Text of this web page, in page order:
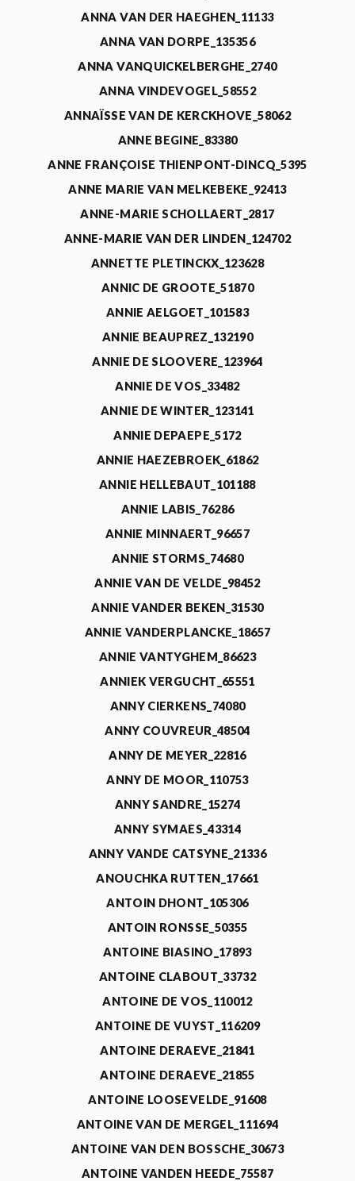
ANNA VAN DER HAEGHEN_11133
ANNA VAN DORPE_135356
ANNA VANQUICKELBERGHE_2740
ANNA VINDEVOGEL_58552
ANNAÏSSE VAN DE KERCKHOVE_58062
ANNE BEGINE_83380
ANNE FRANÇOISE THIENPONT-DINCQ_5395
ANNE MARIE VAN MELKEBEKE_92413
ANNE-MARIE SCHOLLAERT_2817
ANNE-MARIE VAN DER LINDEN_124702
ANNETTE PLETINCKX_123628
ANNIC DE GROOTE_51870
ANNIE AELGOET_101583
ANNIE BEAUPREZ_132190
ANNIE DE SLOOVERE_123964
ANNIE DE VOS_33482
ANNIE DE WINTER_123141
ANNIE DEPAEPE_5172
ANNIE HAEZEBROEK_61862
ANNIE HELLEBAUT_101188
ANNIE LABIS_76286
ANNIE MINNAERT_96657
ANNIE STORMS_74680
ANNIE VAN DE VELDE_98452
ANNIE VANDER BEKEN_31530
ANNIE VANDERPLANCKE_18657
ANNIE VANTYGHEM_86623
ANNIEK VERGUCHT_65551
ANNY CIERKENS_74080
ANNY COUVREUR_48504
ANNY DE MEYER_22816
ANNY DE MOOR_110753
ANNY SANDRE_15274
ANNY SYMAES_43314
ANNY VANDE CATSYNE_21336
ANOUCHKA RUTTEN_17661
ANTOIN DHONT_105306
ANTOIN RONSSE_50355
ANTOINE BIASINO_17893
ANTOINE CLABOUT_33732
ANTOINE DE VOS_110012
ANTOINE DE VUYST_116209
ANTOINE DERAEVE_21841
ANTOINE DERAEVE_21855
ANTOINE LOOSEVELDE_91608
ANTOINE VAN DE MERGEL_111694
ANTOINE VAN DEN BOSSCHE_30673
ANTOINE VANDEN HEEDE_75587